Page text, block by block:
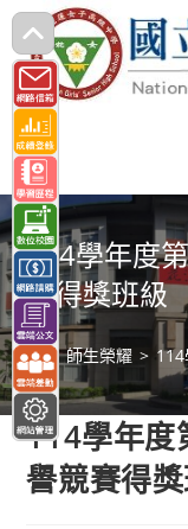
跳
轉
至
主
要
內
容 114學年度
賽得獎班級
> 師生榮耀 >
114學年度
譽競賽得